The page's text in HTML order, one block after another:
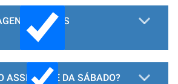
PARA OS
ASSINANTE DA SÁBADO?